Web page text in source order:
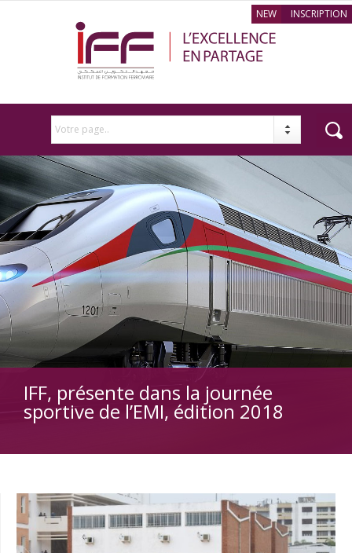
INSCRIPTION
Votre page..
IFF, présente dans la journée
sportive de l’EMI, édition 2018